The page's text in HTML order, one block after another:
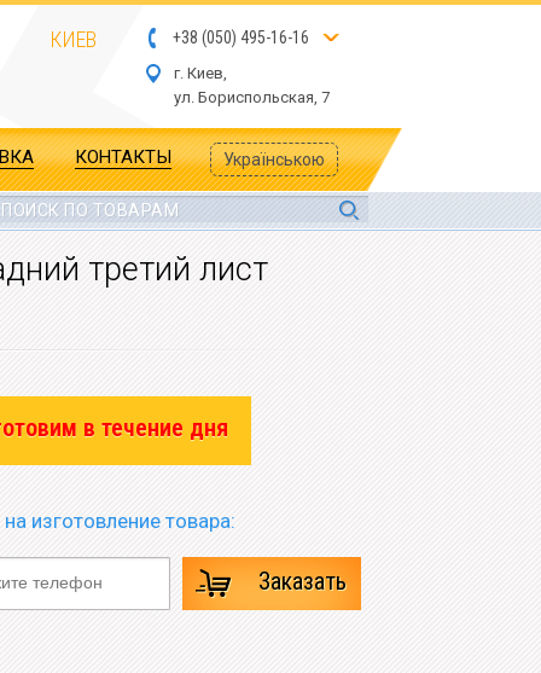
КИЕВ +38 (050) 495-16-16
г. Киев,
ул. Бориспольская, 7
КОНТАКТЫ Українською
третий лист
в течение дня
изготовление товара:
Заказать